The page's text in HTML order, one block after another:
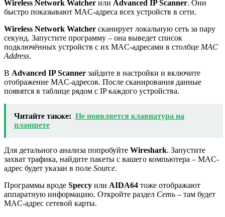
Wireless Network Watcher или Advanced IP Scanner. Они
быстро показывают MAC-адреса всех устройств в сети.
Wireless Network Watcher сканирует локальную сеть за пару
секунд. Запустите программу – она выведет список
подключённых устройств с их MAC-адресами в столбце MAC
Address.
В Advanced IP Scanner зайдите в настройки и включите
отображение MAC-адресов. После сканирования данные
появятся в таблице рядом с IP каждого устройства.
Читайте также: Не появляется клавиатура на
планшете
Для детального анализа попробуйте Wireshark. Запустите
захват трафика, найдите пакеты с вашего компьютера – MAC-
адрес будет указан в поле Source.
Программы вроде Speccy или AIDA64 тоже отображают
аппаратную информацию. Откройте раздел Сеть – там будет
MAC-адрес сетевой карты.